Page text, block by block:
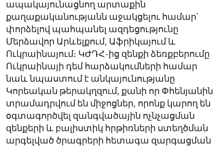
ապակայունացնող արտաքին
քաղաքականությանն աջակցելու համար՝
փորձելով պահպանել ազդեցությունը
Մերձավոր Արևելքում, Աֆրիկայում և
Ուկրաինայում։ ԿԺԴՀ-ից զենքի ձեռքբերումը
Ուկրաինայի դեմ հարձակումների համար
նաև նպաստում է անկայունությանը
Կորեական թերակղզում, քանի որ Փհենյանին
տրամադրվում են միջոցներ, որոնք կարող են
օգտագործվել զանգվածային ոչնչացման
զենքերի և բալիստիկ հրթիռների ստեղծման
արգելված ծրագրերի հետագա զարգացման